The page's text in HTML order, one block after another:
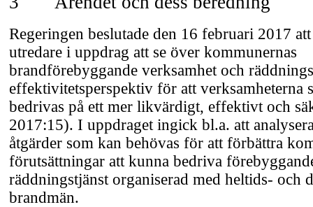
Regeringen beslutade den 16 februari 2017
utredare i uppdrag att se över kommunernas
brandförebyggande verksamhet och
effektivitetsperspektiv för att verksamheterna
bedrivas på ett mer likvärdigt, effektivt och
2017:15). I uppdraget ingick bl.a. att
åtgärder som kan behövas för att förbättra
förutsättningar att kunna bedriva
räddningstjänst organiserad med heltids- och
brandmän.